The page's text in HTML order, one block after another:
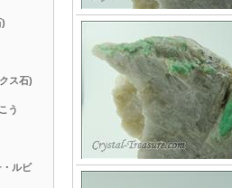
ス石)
う
ルビ